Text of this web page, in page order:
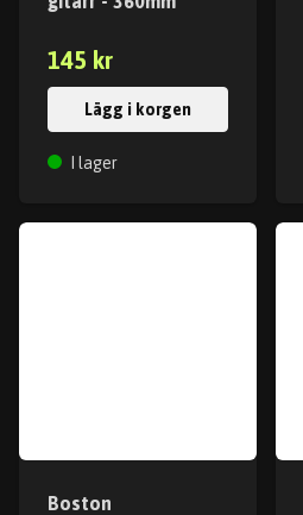
145 kr
Lägg i korgen
I lager
Boston